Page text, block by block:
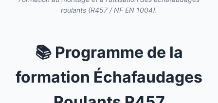
roulants (R457 / NF EN 1004).
📚 Programme de la
formation Échafaudages